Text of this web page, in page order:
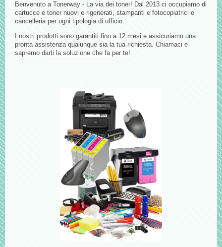
Benvenuto a Tonerway - La via dei toner! Dal 2013 ci occupiamo di
cartucce e toner nuovi e rigenerati, stampanti e fotocopiatrici e
cancelleria per ogni tipologia di ufficio.
I nostri prodotti sono garantiti fino a 12 mesi e assicuriamo una
pronta assistenza qualunque sia la tua richiesta. Chiamaci e
sapremo darti la soluzione che fa per te!